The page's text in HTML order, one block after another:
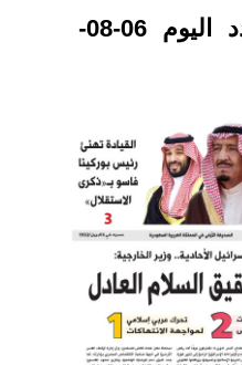
تحميل PDF البلاد عدد اليوم 06-08-